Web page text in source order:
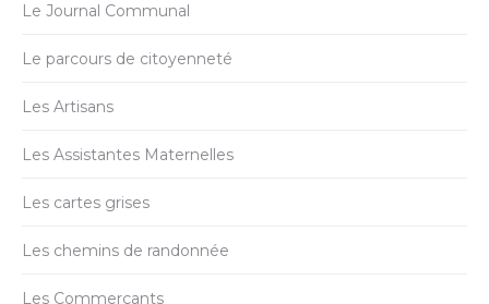
Le Journal Communal
Le parcours de citoyenneté
Les Artisans
Les Assistantes Maternelles
Les cartes grises
Les chemins de randonnée
Les Commerçants